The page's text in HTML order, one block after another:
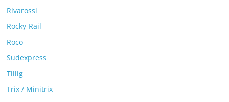
Rivarossi
Rocky-Rail
Roco
Sudexpress
Tillig
Trix / Minitrix